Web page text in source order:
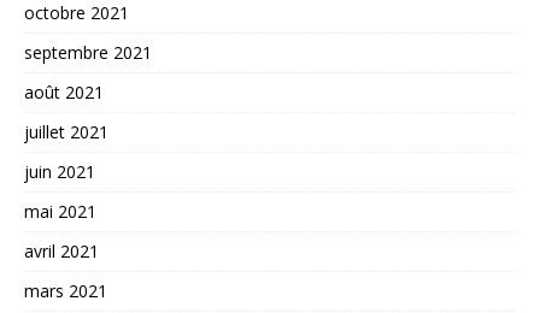
octobre 2021
septembre 2021
août 2021
juillet 2021
juin 2021
mai 2021
avril 2021
mars 2021